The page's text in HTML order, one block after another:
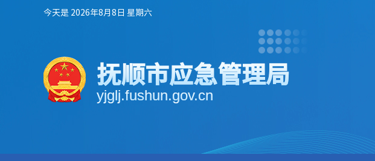
今天是 2026年8月8日 星期六
抚顺市应急管理局
yjglj.fushun.gov.cn